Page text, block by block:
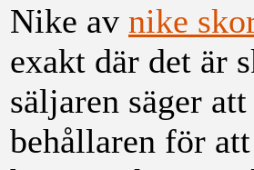
Nike av nike
exakt där det är
säljaren säger
behållaren för